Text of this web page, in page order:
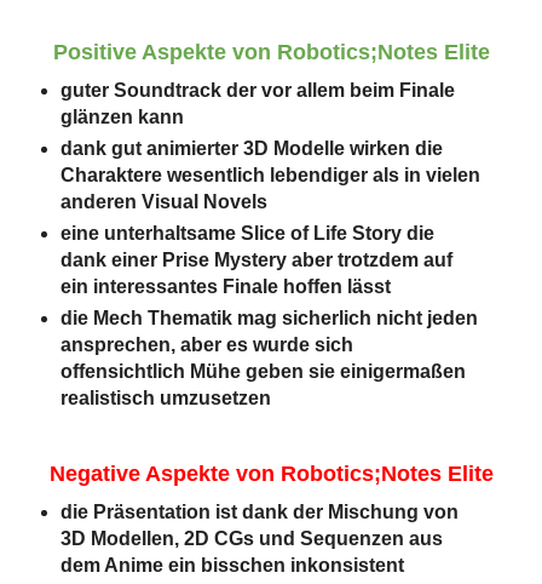
Positive Aspekte von Robotics;Notes Elite
guter Soundtrack der vor allem beim Finale
glänzen kann
dank gut animierter 3D Modelle wirken die
Charaktere wesentlich lebendiger als in vielen
anderen Visual Novels
eine unterhaltsame Slice of Life Story die
dank einer Prise Mystery aber trotzdem auf
ein interessantes Finale hoffen lässt
die Mech Thematik mag sicherlich nicht jeden
ansprechen, aber es wurde sich
offensichtlich Mühe geben sie einigermaßen
realistisch umzusetzen
Negative Aspekte von Robotics;Notes Elite
die Präsentation ist dank der Mischung von
3D Modellen, 2D CGs und Sequenzen aus
dem Anime ein bisschen inkonsistent